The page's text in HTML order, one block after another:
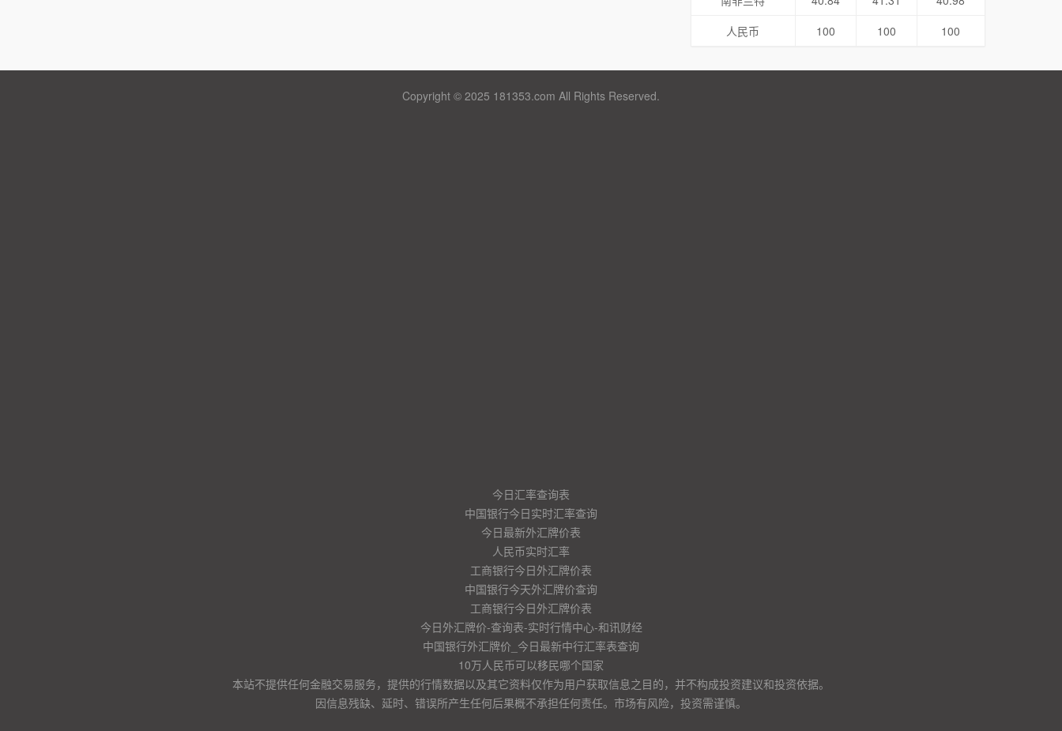
人民币
100 100 100
Copyright © 2025 181353.com All Rights Reserved.
今日汇率查询表
中国银行今日实时汇率查询
今日最新外汇牌价表
人民币实时汇率
工商银行今日外汇牌价表
中国银行今天外汇牌价查询
工商银行今日外汇牌价表
今日外汇牌价-查询表-实时行情中心-和讯财经
中国银行外汇牌价_今日最新中行汇率表查询
10万人民币可以移民哪个国家
本站不提供任何金融交易服务，提供的行情数据以及其它资料仅作为用户获取信息之目的，并不构成投资建议和投资依据。
因信息残缺、延时、错误所产生任何后果概不承担任何责任。市场有风险，投资需谨慎。